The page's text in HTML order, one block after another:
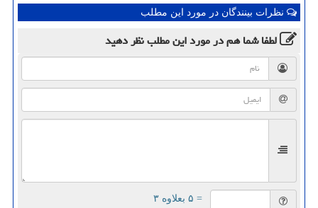
نظرات بینندگان در مورد این مطلب
لطفا شما همدر مورد این مطلبنظر دهید
= ۵ بعلاوه ۳